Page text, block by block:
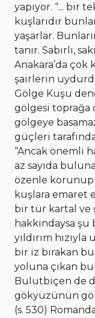
yapıyor. “... bir
kuşlarıdır
yaşarlar.
tanır. Sabırlı,
Anakara’da
şairlerin
Gölge Kuşu
gölgesi
gölgeye
güçleri
“Ancak önemli
az sayıda
özenle korunup
kuşlara emaret
bir tür kartal ve
hakkındaysa
yıldırım
bir iz bırakan
yoluna çıkan
Bulutbiçen de
gökyüzünün
(s. 530)